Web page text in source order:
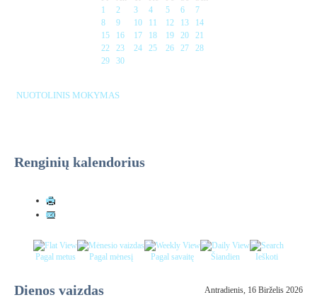
1
2 3 4 5 6
7
8
9 10 11 12 13
14
15
16 17 18 19 20
21
22
23 24 25 26 27
28
29
30
NUOTOLINIS MOKYMAS
Renginių kalendorius
Pagal metus Pagal mėnesį Pagal savaitę Šiandien Ieškoti
Dienos vaizdas Antradienis, 16 Birželis 2026